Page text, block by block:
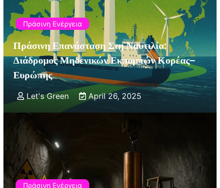
Πράσινη Ενέργεια
Πράσινη Επανάσταση Στη Ναυτιλία:
Διάδρομος Μηδενικών Εκπομπών Κορέας–
Ευρώπης
Let's Green April 26, 2025
Πράσινη Ενέργεια